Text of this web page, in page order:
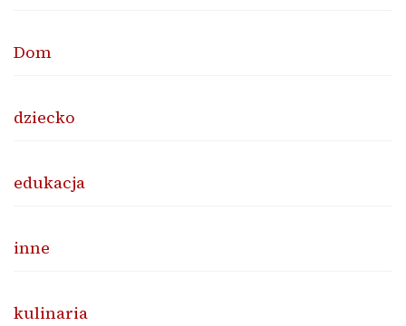
Dom
dziecko
edukacja
inne
kulinaria